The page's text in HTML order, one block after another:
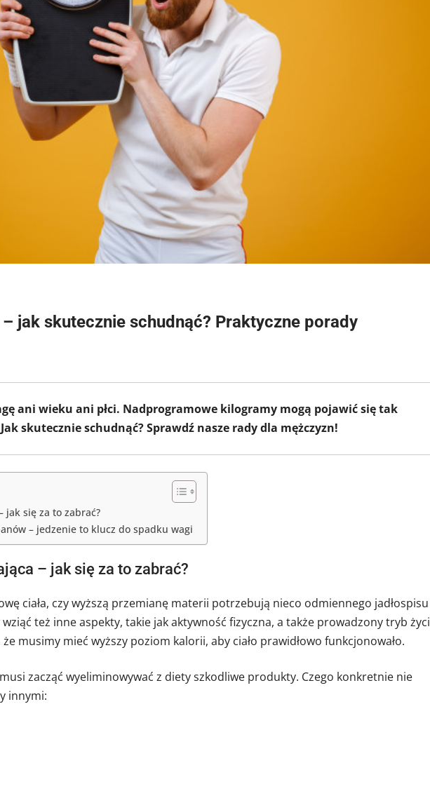
jak skutecznie schudnąć? Praktyczne porady
ani wieku ani płci. Nadprogramowe kilogramy mogą pojawić się tak
skutecznie schudnąć? Sprawdź nasze rady dla mężczyzn!
jak się za to zabrać?
– jedzenie to klucz do spadku wagi
– jak się za to zabrać?
ciała, czy wyższą przemianę materii potrzebują nieco odmiennego jadłospisu
też inne aspekty, takie jak aktywność fizyczna, a także prowadzony tryb
musimy mieć wyższy poziom kalorii, aby ciało prawidłowo funkcjonowało.
zacząć wyeliminowywać z diety szkodliwe produkty. Czego konkretnie nie
innymi: